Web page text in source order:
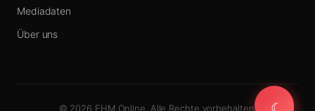
Mediadaten
Über uns
© 2026 FHM Online. Alle Rechte vorbehalten. ☾